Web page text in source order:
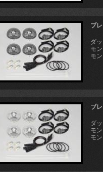
ブ
ダ
モ
モ
ブ
ダ
モ
モ